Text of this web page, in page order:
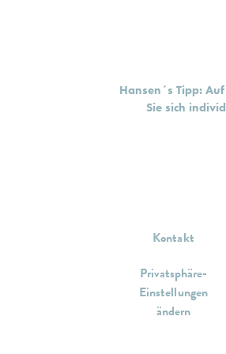
Hansen´s Tipp:
Sie sich
Kontakt
Privatsphäre-
Einstellungen
ändern